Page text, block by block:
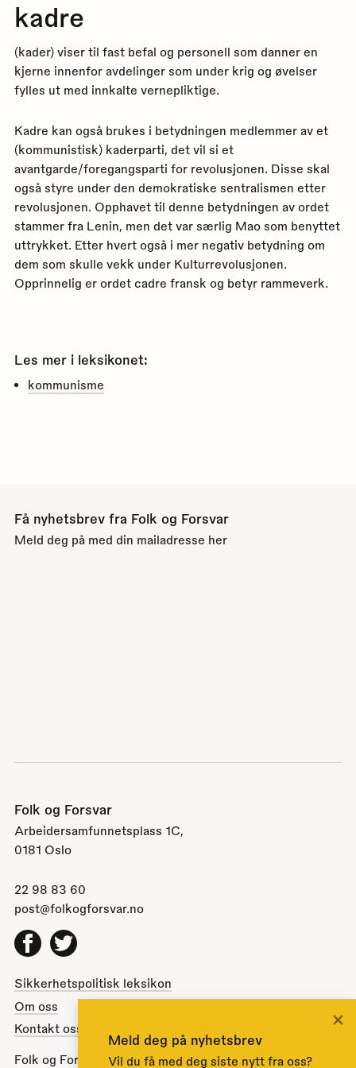
kadre
(kader) viser til fast befal og personell som danner en
kjerne innenfor avdelinger som under krig og øvelser
fylles ut med innkalte vernepliktige.
Kadre kan også brukes i betydningen medlemmer av et
(kommunistisk) kaderparti, det vil si et
avantgarde/foregangsparti for revolusjonen. Disse skal
også styre under den demokratiske sentralismen etter
revolusjonen. Opphavet til denne betydningen av ordet
stammer fra Lenin, men det var særlig Mao som benyttet
uttrykket. Etter hvert også i mer negativ betydning om
dem som skulle vekk under Kulturrevolusjonen.
Opprinnelig er ordet cadre fransk og betyr rammeverk.
Les mer i leksikonet:
kommunisme
Få nyhetsbrev fra Folk og Forsvar
Meld deg på med din mailadresse her
Folk og Forsvar
Arbeidersamfunnetsplass 1C,
0181 Oslo
22 98 83 60
post@folkogforsvar.no
Facebook
Twitter
Sikkerhetspolitisk leksikon
Om oss
Kontakt oss
Folk og Forsvar er en partipolitisk nøytral
Meld deg på nyhetsbrev
Vil du få med deg siste nytt fra oss?
×